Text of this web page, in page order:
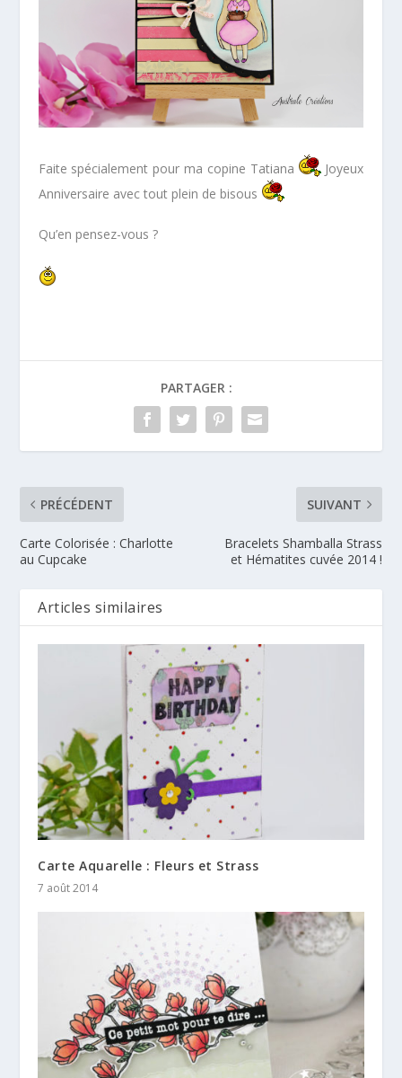
Faite spécialement pour ma copine Tatiana
Joyeux
Anniversaire avec tout plein de bisous
Qu’en pensez-vous ?
PARTAGER :
PRÉCÉDENT
Carte Colorisée : Charlotte
au Cupcake
SUIVANT
Bracelets Shamballa Strass
et Hématites cuvée 2014 !
Articles similaires
Carte Aquarelle : Fleurs et Strass
7 août 2014